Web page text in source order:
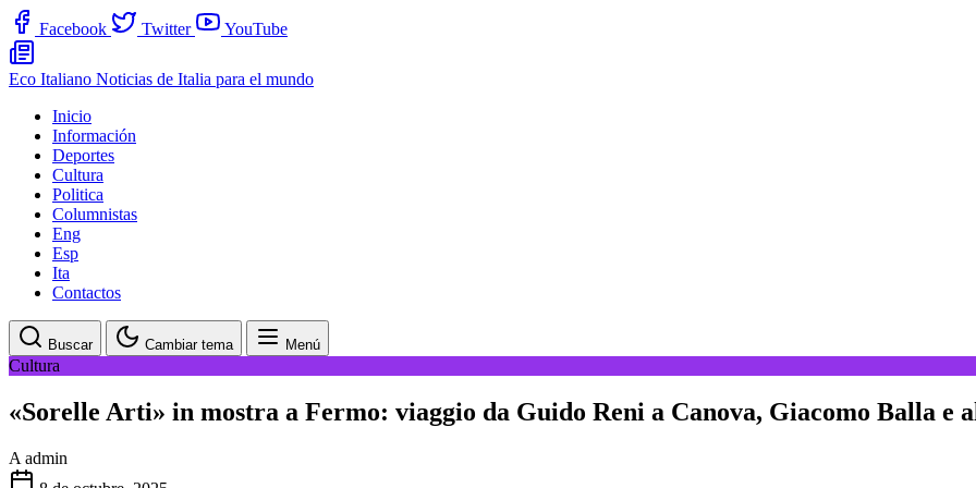
Facebook Twitter YouTube
Eco Italiano Noticias de Italia para el mundo
Inicio
Información
Deportes
Cultura
Politica
Columnistas
Eng
Esp
Ita
Contactos
Buscar Cambiar tema Menú
Cultura
«Sorelle Arti» in mostra a Fermo: viaggio da Guido Reni a Canova, Giacomo Balla e
A admin